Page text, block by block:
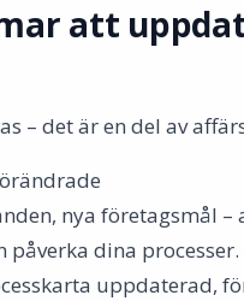
att
– det är en del av
nya företagsmål –
påverka dina
uppdaterad,